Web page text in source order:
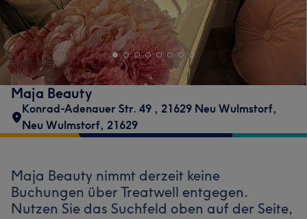
Maja Beauty
Konrad-Adenauer Str. 49 , 21629 Neu Wulmstorf,
Neu Wulmstorf, 21629
Maja Beauty nimmt derzeit keine
Buchungen über Treatwell entgegen.
Nutzen Sie das Suchfeld oben auf der Seite,